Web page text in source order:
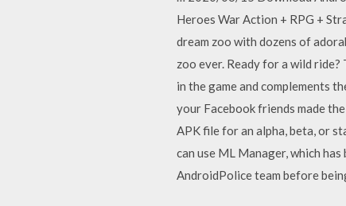
Heroes War Action + RPG +
dream zoo with dozens of
zoo ever. Ready for a wild
in the game and complements
your Facebook friends made
APK file for an alpha, beta, or
can use ML Manager, which
AndroidPolice team before